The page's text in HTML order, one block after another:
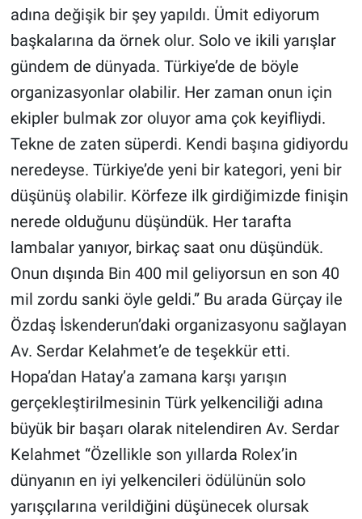
adına değişik bir şey yapıldı. Ümit ediyorum
başkalarına da örnek olur. Solo ve ikili yarışlar
gündem de dünyada. Türkiye’de de böyle
organizasyonlar olabilir. Her zaman onun için
ekipler bulmak zor oluyor ama çok keyifliydi.
Tekne de zaten süperdi. Kendi başına gidiyordu
neredeyse. Türkiye’de yeni bir kategori, yeni bir
düşünüş olabilir. Körfeze ilk girdiğimizde finişin
nerede olduğunu düşündük. Her tarafta
lambalar yanıyor, birkaç saat onu düşündük.
Onun dışında Bin 400 mil geliyorsun en son 40
mil zordu sanki öyle geldi.” Bu arada Gürçay ile
Özdaş İskenderun’daki organizasyonu sağlayan
Av. Serdar Kelahmet’e de teşekkür etti.
Hopa’dan Hatay’a zamana karşı yarışın
gerçekleştirilmesinin Türk yelkenciliği adına
büyük bir başarı olarak nitelendiren Av. Serdar
Kelahmet “Özellikle son yıllarda Rolex’in
dünyanın en iyi yelkencileri ödülünün solo
yarışçılarına verildiğini düşünecek olursak